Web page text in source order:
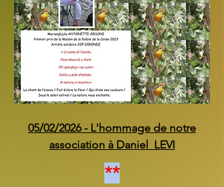
05/02/2026 - L'hommage de notre
association à Daniel LEVI
**